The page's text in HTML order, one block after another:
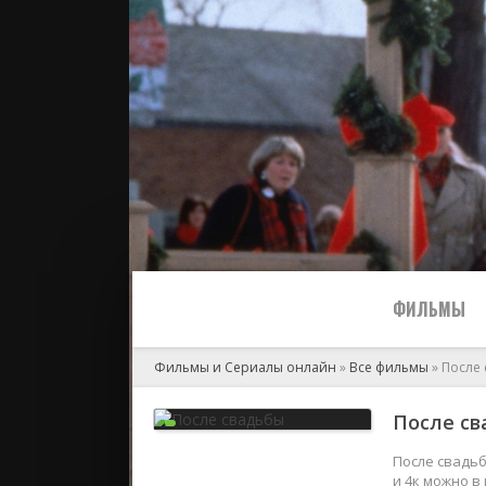
ФИЛЬМЫ
2024
Фильмы и Сериалы онлайн » Все фильмы » После
После
После
и 4к можно в